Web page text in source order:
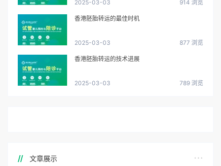
2025-03-03 914 浏览
香港胚胎转运的最佳时机
2025-03-03 877 浏览
香港胚胎转运的技术进展
2025-03-03 789 浏览
文章展示